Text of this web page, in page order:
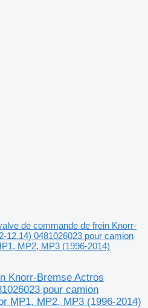
de commande de frein Knorr-
12.14) 0481026023 pour camion
MP2, MP3 (1996-2014)
Knorr-Bremse Actros
pour camion
MP1, MP2, MP3 (1996-2014)